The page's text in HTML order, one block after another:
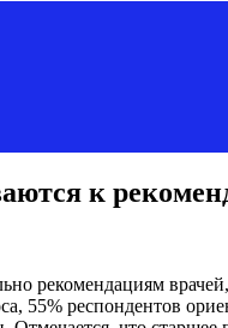
к
рекомендациям
55% респондентов